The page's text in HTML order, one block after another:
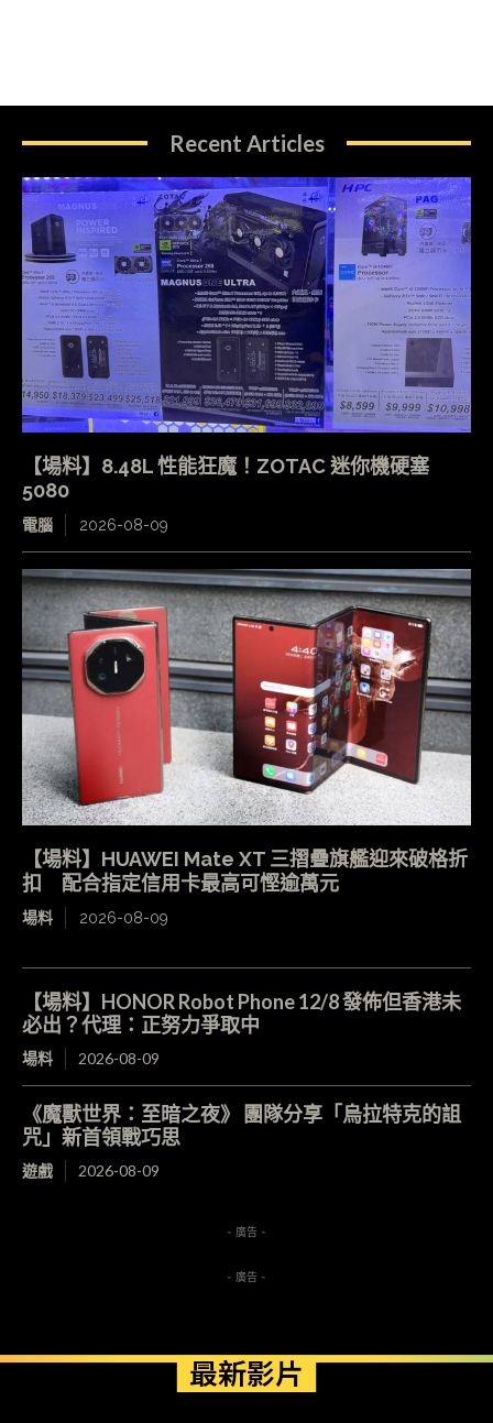
Recent Articles
【場料】8.48L 性能狂魔！ZOTAC 迷你機硬塞
5080
電腦 2026-08-09
【場料】HUAWEI Mate XT 三摺疊旗艦迎來破格折
扣 配合指定信用卡最高可慳逾萬元
場料 2026-08-09
【場料】HONOR Robot Phone 12/8 發佈但香港未
必出？代理：正努力爭取中
場料 2026-08-09
《魔獸世界：至暗之夜》 團隊分享「烏拉特克的詛
咒」新首領戰巧思
遊戲 2026-08-09
- 廣告 -
- 廣告 -
最新影片